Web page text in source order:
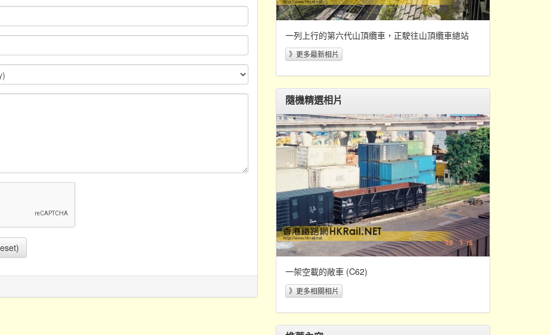
一列上行的第六代山頂纜車，正駛往山頂纜車總站
》更多最新相片
隨機精選相片
一架空載的敞車 (C62)
》更多相關相片